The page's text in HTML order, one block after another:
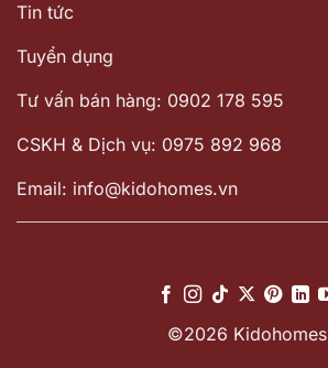
Tin tức
Tuyển dụng
Tư vấn bán hàng: 0902 178 595
CSKH & Dịch vụ: 0975 892 968
Email: info@kidohomes.vn
©2026 Kidohomes